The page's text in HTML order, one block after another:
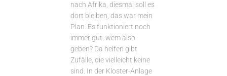
nach Afrika, diesmal soll es
dort bleiben, das war mein
Plan. Es funktioniert noch
immer gut, wem also
geben? Da helfen gibt
Zufälle, die vielleicht keine
sind. In der Kloster-Anlage